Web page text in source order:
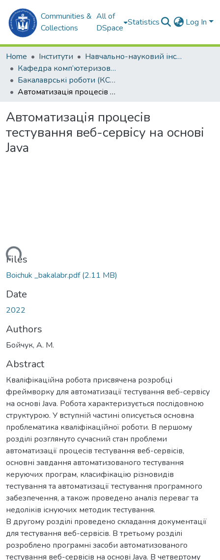
Communities &
Collections
All of
DSpace
Statistics Log In
Home Інститути
Навчально-науковий інститут автоматики та електротехніки (ННІАЕ)
Кафедра комп’ютеризованих систем управління (КСУ)
Бакалаврські роботи (КСУ)
Автоматизація процесів тестування веб-сервісу на основі Java
Автоматизація процесів
тестування веб-сервісу на основі
Java
Files
Boichuk _bakalabr.pdf(2.11 MB)
Date
2022
Authors
Бойчук, А. М.
Abstract
Кваліфікаційна робота присвячена розробці
фреймворку для автоматизації тестування веб-сервісу
на основі Java. Робота характеризується послідовною
структурою. У вступній частині описується основна
проблематика кваліфікаційної роботи. В першому
розділі розглянуто cучасний стан проблеми
автоматизації процесів тестування веб-сервісів,
основні завдання автоматизованого тестування
керуючих програм, класифікацію різновидів
тестування та автоматизації тестування програмного
забезпечення, а також проведено аналіз переваг та
недоліків існуючих методик тестування.
В другому розділі проведено складання документації
для тестування веб-сервісів. В третьому розділі
розроблено програмні засоби автоматизованого
тестування веб-сервісів на основі Java. В четвертому